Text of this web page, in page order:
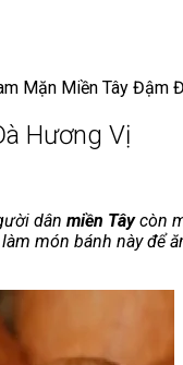
Mặn Miền Tây Đậm
Hương Vị
dân miền Tâycòn
món bánh này để